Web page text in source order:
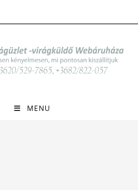
MENU